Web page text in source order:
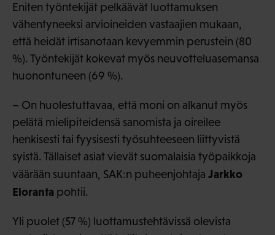
Eniten työntekijät pelkäävät luottamuksen
vähentyneeksi arvioineiden vastaajien mukaan,
että heidät irtisanotaan kevyemmin perustein (80
%). Työntekijät kokevat myös neuvotteluasemansa
huonontuneen (69 %).
– On huolestuttavaa, että moni on alkanut myös
pelätä mielipiteidensä sanomista ja oireilee
henkisesti tai fyysisesti työsuhteeseen liittyvistä
syistä. Tällaiset asiat vievät suomalaisia työpaikkoja
väärään suuntaan, SAK:n puheenjohtaja Jarkko
Eloranta pohtii.
Yli puolet (57 %) luottamustehtävissä olevista